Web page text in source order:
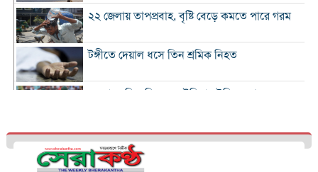
২২ জেলায় তাপপ্রবাহ, বৃষ্টি বেড়ে কমতে পারে গরম
টঙ্গীতে দেয়াল ধসে তিন শ্রমিক নিহত
১২ রানে লিড নিয়ে অস্ট্রেলিয়ার ইনিংস শেষ
গলে যাওয়া হিমবাহ থেকে মিলল ৩৭ বছর আগে
নিখোঁজ পর্যটকের মরদেহ